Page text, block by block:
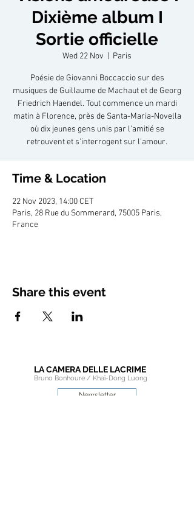
Dixième album I
Sortie officielle
Wed 22 Nov
  |
Paris
Poésie de Giovanni Boccaccio sur des
musiques de Guillaume de Machaut et de Georg
Friedrich Haendel. Tout commence un mardi
matin à Florence, près de Santa-Maria-Novella
où dix jeunes gens unis par l’amitié se
retrouvent et s'interrogent sur l'amour.
Time & Location
22 Nov 2023, 14:00 CET
Paris, 28 Rue du Sommerard, 75005 Paris,
France
Share this event
LA CAMERA DELLE LACRIME
Bruno Bonhoure / Khaï-Dong Luong
Newsletter